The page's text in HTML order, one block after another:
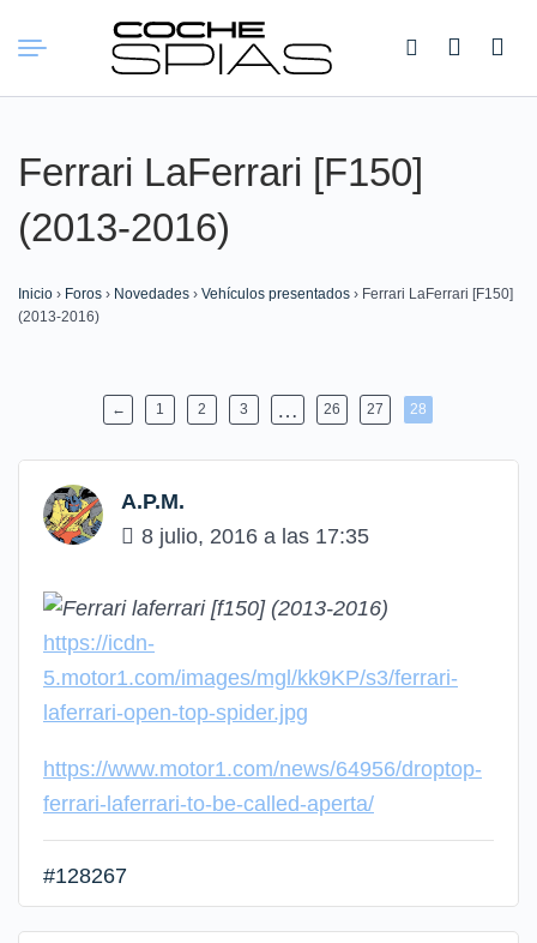
Buscar:
Ferrari LaFerrari [F150]
(2013-2016)
Inicio › Foros › Novedades › Vehículos presentados › Ferrari LaFerrari [F150]
(2013-2016)
← 1 2 3 … 26 27 28
A.P.M.
8 julio, 2016 a las 17:35
https://icdn-
5.motor1.com/images/mgl/kk9KP/s3/ferrari-
laferrari-open-top-spider.jpg
https://www.motor1.com/news/64956/droptop-
ferrari-laferrari-to-be-called-aperta/
#128267